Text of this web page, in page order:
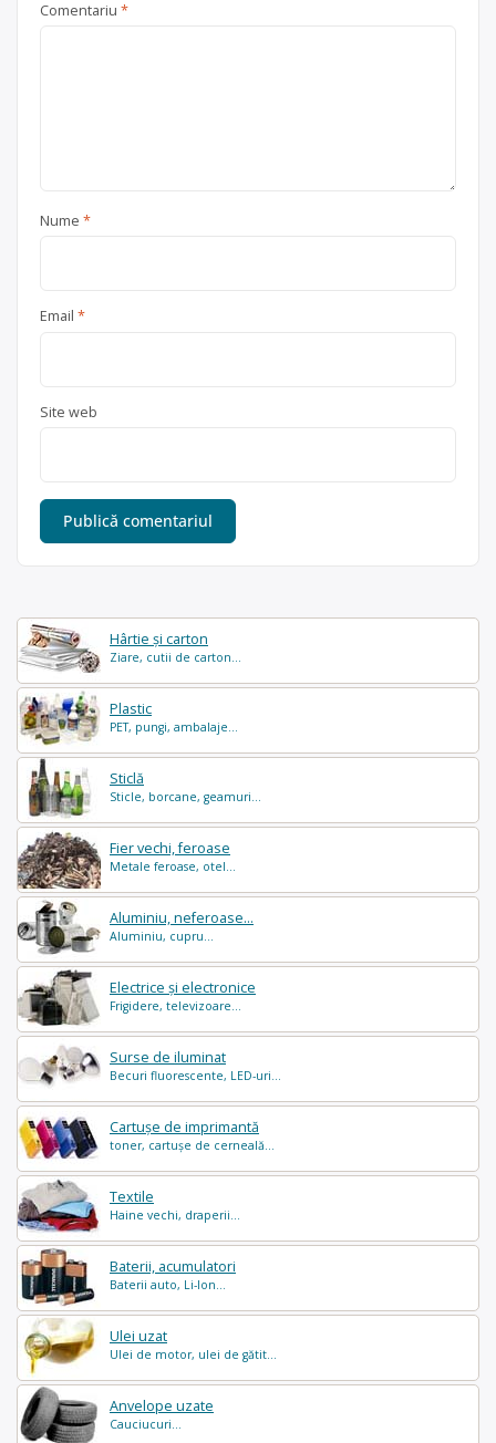
Hârtie și carton
Ziare, cutii de carton...
Plastic
PET, pungi, ambalaje...
Sticlă
Sticle, borcane, geamuri...
Fier vechi, feroase
Metale feroase, otel...
Aluminiu, neferoase...
Aluminiu, cupru...
Electrice și electronice
Frigidere, televizoare...
Surse de iluminat
Becuri fluorescente, LED-uri...
Cartușe de imprimantă
toner, cartușe de cerneală...
Textile
Haine vechi, draperii...
Baterii, acumulatori
Baterii auto, Li-Ion...
Ulei uzat
Ulei de motor, ulei de gătit...
Anvelope uzate
Cauciucuri...
Comentariu *
Nume *
Email *
Site web